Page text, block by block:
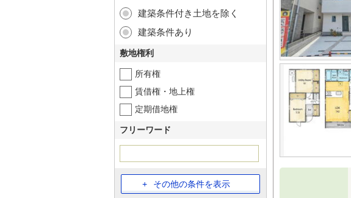
建築条件付き土地を除く
建築条件あり
敷地権利
所有権
賃借権・地上権
定期借地権
フリーワード
その他の条件を表示